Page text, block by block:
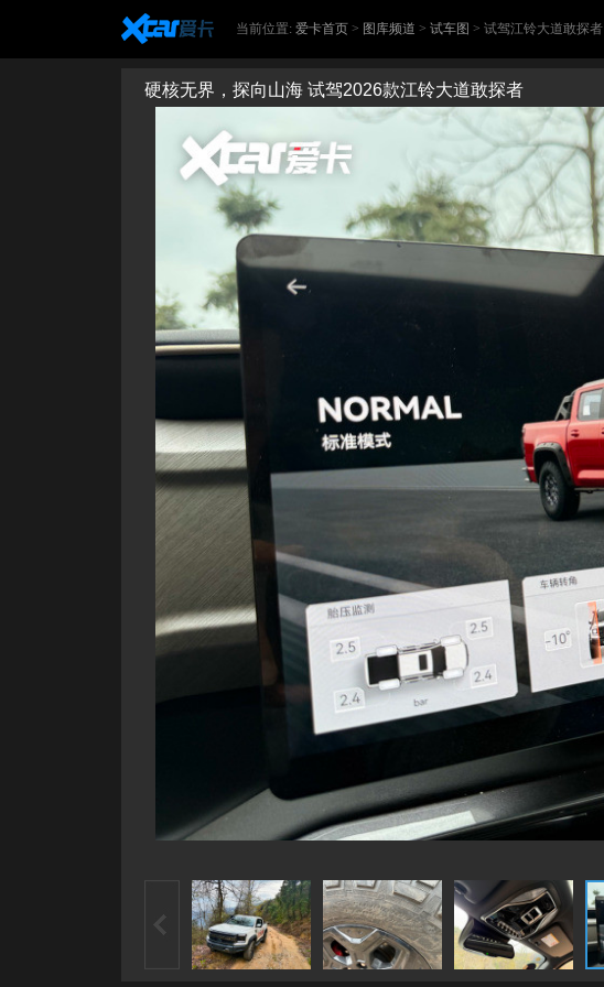
当前位置: 爱卡首页 > 图库频道 > 试车图 > 试驾江铃大道敢探者
硬核无界，探向山海 试驾2026款江铃大道敢探者